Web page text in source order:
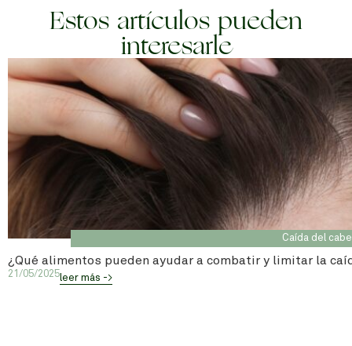
Estos artículos pueden
interesarle
Caída del
¿Qué alimentos pueden ayudar a combatir y limitar la
21/05/2025leer más ->